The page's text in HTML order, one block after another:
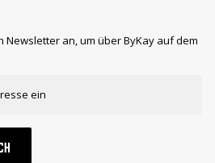
an, um über ByKay auf dem